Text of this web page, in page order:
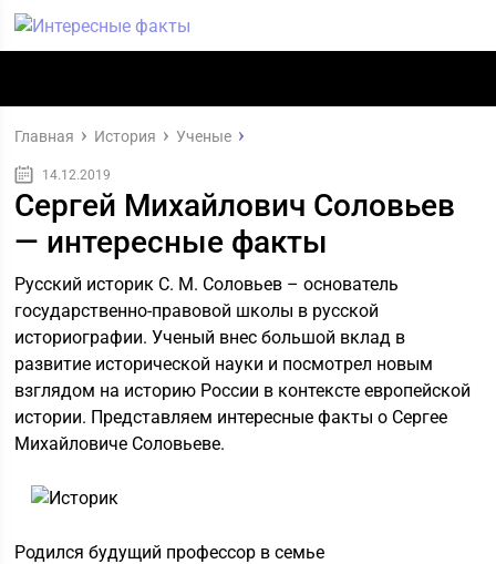
Главная История Ученые
14.12.2019
Сергей Михайлович Соловьев
— интересные факты
Русский историк С. М. Соловьев – основатель
государственно-правовой школы в русской
историографии. Ученый внес большой вклад в
развитие исторической науки и посмотрел новым
взглядом на историю России в контексте европейской
истории. Представляем интересные факты о Сергее
Михайловиче Соловьеве.
Родился будущий профессор в семье